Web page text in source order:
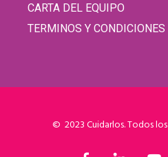
CARTA DEL EQUIPO
TERMINOS Y CONDICIONES
© 2023 Cuidarlos. Todos